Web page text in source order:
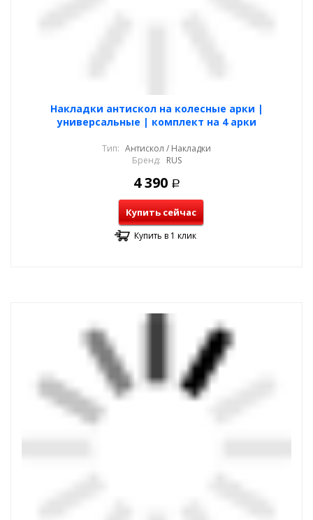
Накладки антискол на колесные арки |
универсальные | комплект на 4 арки
Тип: Антискол / Накладки
Бренд: RUS
4 390 Р
Купить сейчас
Купить в 1 клик